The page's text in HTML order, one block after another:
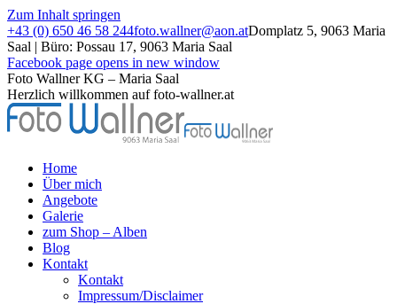
Zum Inhalt springen
+43 (0) 650 46 58 244foto.wallner@aon.atDomplatz 5, 9063 Maria
Saal | Büro: Possau 17, 9063 Maria Saal
Facebook page opens in new window
Foto Wallner KG – Maria Saal
Herzlich willkommen auf foto-wallner.at
Home
Über mich
Angebote
Galerie
zum Shop – Alben
Blog
Kontakt
Kontakt
Impressum/Disclaimer